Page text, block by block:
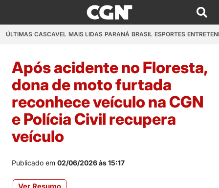
ÚLTIMAS CASCAVEL MAIS LIDAS PARANÁ BRASIL ESPORTES
Após acidente no Floresta,
dona de moto furtada
reconhece veículo na CGN
e Polícia Civil recupera
veículo
Publicado em 02/06/2026 às 15:17